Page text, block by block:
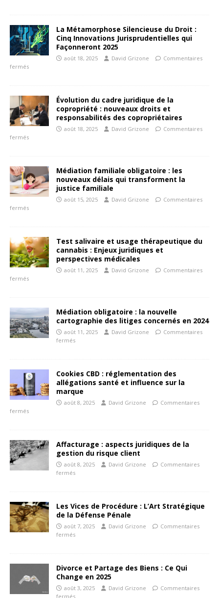
La Métamorphose Silencieuse du Droit :
Cinq Innovations Jurisprudentielles qui
Façonneront 2025
août 18, 2025 David Grizone
Commentaires
fermés
Évolution du cadre juridique de la
copropriété : nouveaux droits et
responsabilités des copropriétaires
août 18, 2025 David Grizone
Commentaires
fermés
Médiation familiale obligatoire : les
nouveaux délais qui transforment la
justice familiale
août 15, 2025 David Grizone
Commentaires
fermés
Test salivaire et usage thérapeutique du
cannabis : Enjeux juridiques et
perspectives médicales
août 11, 2025 David Grizone
Commentaires
fermés
Médiation obligatoire : la nouvelle
cartographie des litiges concernés en 2024
août 11, 2025 David Grizone
Commentaires
fermés
Cookies CBD : réglementation des
allégations santé et influence sur la
marque
août 8, 2025 David Grizone
Commentaires
fermés
Affacturage : aspects juridiques de la
gestion du risque client
août 8, 2025 David Grizone
Commentaires
fermés
Les Vices de Procédure : L’Art Stratégique
de la Défense Pénale
août 7, 2025 David Grizone
Commentaires
fermés
Divorce et Partage des Biens : Ce Qui
Change en 2025
août 3, 2025 David Grizone
Commentaires
fermés